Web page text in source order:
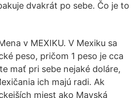
dvakrát po sebe. Čo je to
v MEXIKU. V Mexiku sa
peso, pričom 1 peso je cca
mať pri sebe nejaké doláre,
ich majú radi. Ak
miest ako Mayská